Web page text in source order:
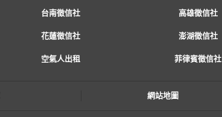
台南徵信社 高雄徵信社
花蓮徵信社 澎湖徵信社
空氣人出租 菲律賓徵信社
網站地圖